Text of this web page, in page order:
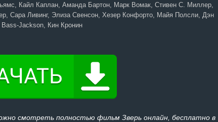
Кайл Каплан, Аманда Бартон, Марк Вомак, Стивен С. Миллер,
Сара Ливинг, Элиза Свенсон, Хезер Конфорто, Майя Полсли, Дэн
Bass-Jackson, Кин Кронин
смотреть полностью фильм Зверь онлайн, бесплатно в